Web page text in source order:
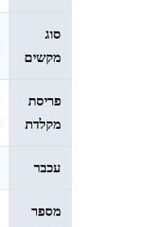
סוג
מקשים
פריסת
מקלדת
עכבר
מספר